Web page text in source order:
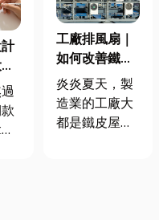
工廠排風扇｜
如何改善鐵皮
屋頂廠房的溫
度
炎炎夏天，製
造業的工廠大
都是鐵皮屋